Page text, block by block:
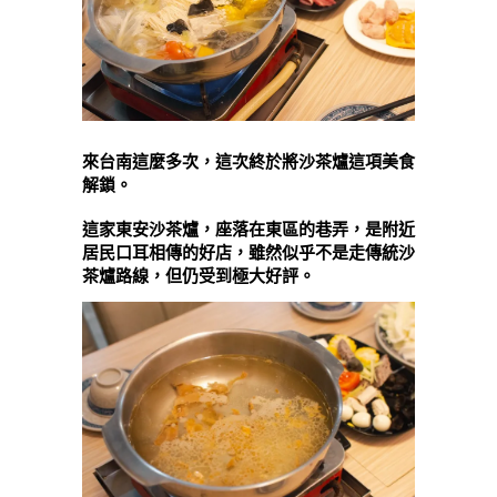
來台南這麼多次，這次終於將沙茶爐這項美食
解鎖。
這家東安沙茶爐，座落在東區的巷弄，是附近
居民口耳相傳的好店，雖然似乎不是走傳統沙
茶爐路線，但仍受到極大好評。